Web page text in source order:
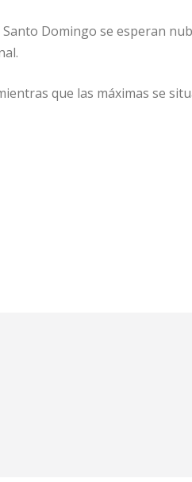
Domingo se esperan
que las máximas se